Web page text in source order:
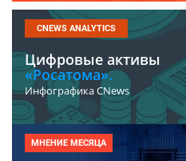
CNEWS ANALYTICS
Цифровые активы
«Росатома».
Инфографика CNews
МНЕНИЕ МЕСЯЦА